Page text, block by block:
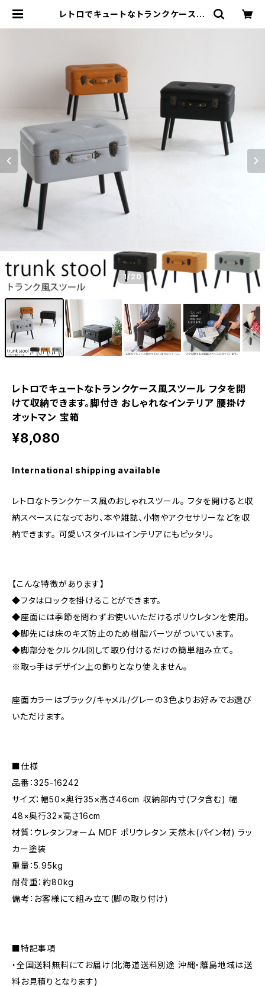
レトロでキュートなトランクケース風
1/20
レトロでキュートなトランクケース風スツール フタを開
けて収納できます。脚付き おしゃれなインテリア 腰掛け
オットマン 宝箱
¥8,080
International shipping available
レトロなトランクケース風のおしゃれスツール。 フタを開けると収
納スペースになっており、本や雑誌、小物やアクセサリーなどを収
納できます。 可愛いスタイルはインテリアにもピッタリ。
【こんな特徴があります】
◆フタはロックを掛けることができます。
◆座面には季節を問わずお使いいただけるポリウレタンを使用。
◆脚先には床のキズ防止のため樹脂バーツがついています。
◆脚部分をクルクル回して取り付けるだけの簡単組み立て。
※取っ手はデザイン上の飾りとなり使えません。
座面カラーはブラック/キャメル/グレーの3色よりお好みでお選び
いただけます。
■仕様
品番：325-16242
サイズ：幅50×奥行35×高さ46cm 収納部内寸(フタ含む) 幅
48×奥行32×高さ16cm
材質：ウレタンフォーム MDF ポリウレタン 天然木(パイン材) ラッ
カー塗装
重量：5.95kg
耐荷重：約80kg
備考：お客様にて組み立て(脚の取り付け)
■特記事項
・全国送料無料にてお届け(北海道送料別途 沖縄・離島地域は送
料お見積りとなります)